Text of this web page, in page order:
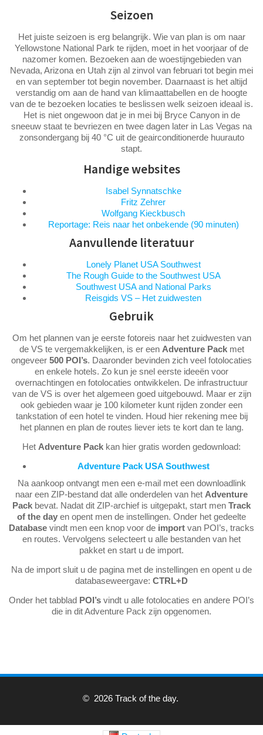
Seizoen
Het juiste seizoen is erg belangrijk. Wie van plan is om naar
Yellowstone National Park te rijden, moet in het voorjaar of de
nazomer komen. Bezoeken aan de woestijngebieden van
Nevada, Arizona en Utah zijn al zinvol van februari tot begin mei
en van september tot begin november. Daarnaast is het altijd
verstandig om aan de hand van klimaattabellen en de hoogte
van de te bezoeken locaties te beslissen welk seizoen ideaal is.
Het is niet ongewoon dat je in mei bij Bryce Canyon in de
sneeuw staat te bevriezen en twee dagen later in Las Vegas na
zonsondergang bij 40 °C uit de geairconditionerde huurauto
stapt.
Handige websites
Isabel Synnatschke
Fritz Zehrer
Wolfgang Kieckbusch
Reportage: Reis naar het onbekende (90 minuten)
Aanvullende literatuur
Lonely Planet USA Southwest
The Rough Guide to the Southwest USA
Southwest USA and National Parks
Reisgids VS – Het zuidwesten
Gebruik
Om het plannen van je eerste fotoreis naar het zuidwesten van
de VS te vergemakkelijken, is er een Adventure Packmet
ongeveer 500 POI’s. Daaronder bevinden zich veel fotolocaties
en enkele hotels. Zo kun je snel eerste ideeën voor
overnachtingen en fotolocaties ontwikkelen. De infrastructuur
van de VS is over het algemeen goed uitgebouwd. Maar er zijn
ook gebieden waar je 100 kilometer kunt rijden zonder een
tankstation of een hotel te vinden. Houd hier rekening mee bij
het plannen en plan de routes liever iets te kort dan te lang.
Het Adventure Pack kan hier gratis worden gedownload:
Adventure Pack USA Southwest
Na aankoop ontvangt men een e-mail met een downloadlink
naar een ZIP-bestand dat alle onderdelen van het Adventure
Pack bevat. Nadat dit ZIP-archief is uitgepakt, start men Track
of the day en opent men de instellingen. Onder het gedeelte
Database vindt men een knop voor de import van POI’s, tracks
en routes. Vervolgens selecteert u alle bestanden van het
pakket en start u de import.
Na de import sluit u de pagina met de instellingen en opent u de
databaseweergave: CTRL+D
Onder het tabblad POI’s vindt u alle fotolocaties en andere POI’s
die in dit Adventure Pack zijn opgenomen.
© 2026 Track of the day.